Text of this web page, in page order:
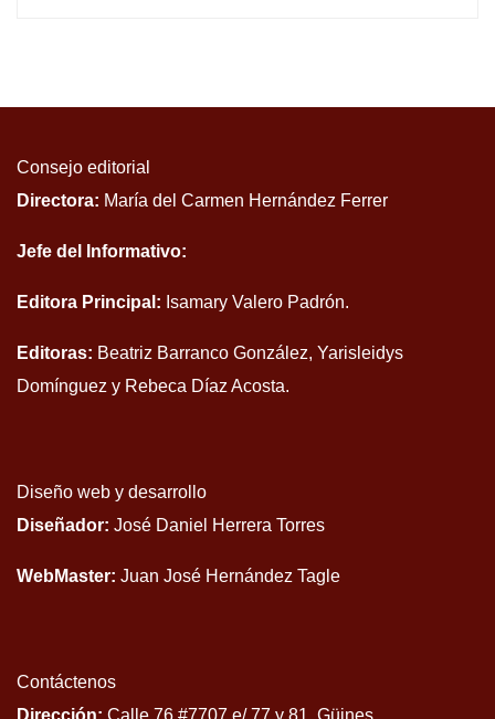
Consejo editorial
Directora: María del Carmen Hernández Ferrer
Jefe del Informativo:
Editora Principal: Isamary Valero Padrón.
Editoras: Beatriz Barranco González, Yarisleidys
Domínguez y Rebeca Díaz Acosta.
Diseño web y desarrollo
Diseñador: José Daniel Herrera Torres
WebMaster: Juan José Hernández Tagle
Contáctenos
Dirección: Calle 76 #7707 e/ 77 y 81, Güines,